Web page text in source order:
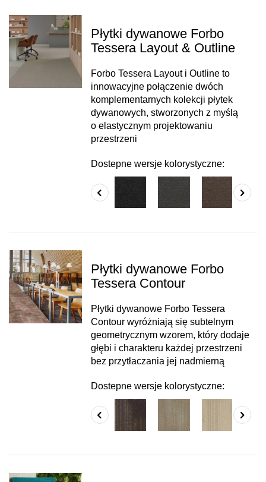
Płytki dywanowe Forbo
Tessera Layout & Outline
Forbo Tessera Layout i Outline to
innowacyjne połączenie dwóch
komplementarnych kolekcji płytek
dywanowych, stworzonych z myślą
o elastycznym projektowaniu
przestrzeni
Dostepne wersje kolorystyczne:
Płytki dywanowe Forbo
Tessera Contour
Płytki dywanowe Forbo Tessera
Contour wyróżniają się subtelnym
geometrycznym wzorem, który dodaje
głębi i charakteru każdej przestrzeni
bez przytłaczania jej nadmierną
Dostepne wersje kolorystyczne: